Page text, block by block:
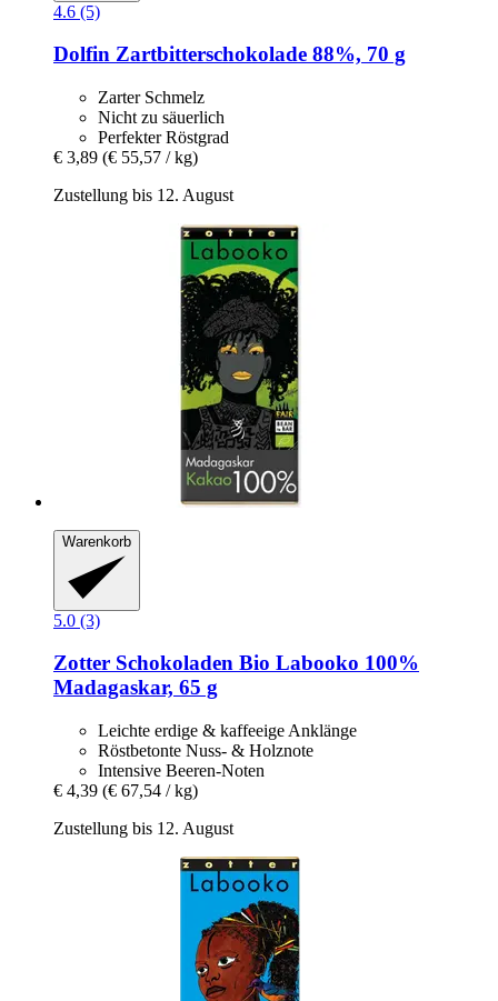
4.6 (5)
Dolfin Zartbitterschokolade 88%, 70 g
Zarter Schmelz
Nicht zu säuerlich
Perfekter Röstgrad
€ 3,89 (€ 55,57 / kg)
Zustellung bis 12. August
Warenkorb
5.0 (3)
Zotter Schokoladen Bio Labooko 100%
Madagaskar, 65 g
Leichte erdige & kaffeeige Anklänge
Röstbetonte Nuss- & Holznote
Intensive Beeren-Noten
€ 4,39 (€ 67,54 / kg)
Zustellung bis 12. August